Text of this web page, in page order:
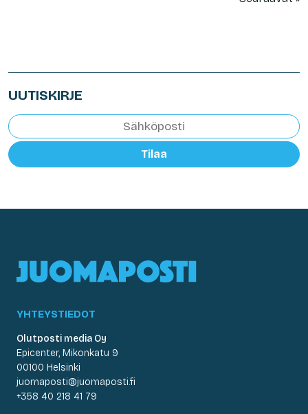
UUTISKIRJE
Tilaa
YHTEYSTIEDOT
Olutposti media Oy
Epicenter, Mikonkatu 9
00100 Helsinki
juomaposti@juomaposti.fi
+358 40 218 41 79